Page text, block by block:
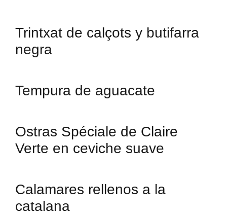
Trintxat de calçots y butifarra
negra
Tempura de aguacate
Ostras Spéciale de Claire
Verte en ceviche suave
Calamares rellenos a la
catalana